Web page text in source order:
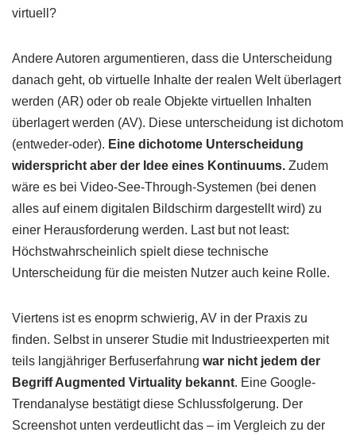
virtuell?
Andere Autoren argumentieren, dass die Unterscheidung
danach geht, ob virtuelle Inhalte der realen Welt überlagert
werden (AR) oder ob reale Objekte virtuellen Inhalten
überlagert werden (AV). Diese unterscheidung ist dichotom
(entweder-oder). Eine dichotome Unterscheidung
widerspricht aber der Idee eines Kontinuums. Zudem
wäre es bei Video-See-Through-Systemen (bei denen
alles auf einem digitalen Bildschirm dargestellt wird) zu
einer Herausforderung werden. Last but not least:
Höchstwahrscheinlich spielt diese technische
Unterscheidung für die meisten Nutzer auch keine Rolle.
Viertens ist es enoprm schwierig, AV in der Praxis zu
finden. Selbst in unserer Studie mit Industrieexperten mit
teils langjähriger Berfuserfahrung war nicht jedem der
Begriff Augmented Virtuality bekannt. Eine Google-
Trendanalyse bestätigt diese Schlussfolgerung. Der
Screenshot unten verdeutlicht das – im Vergleich zu der